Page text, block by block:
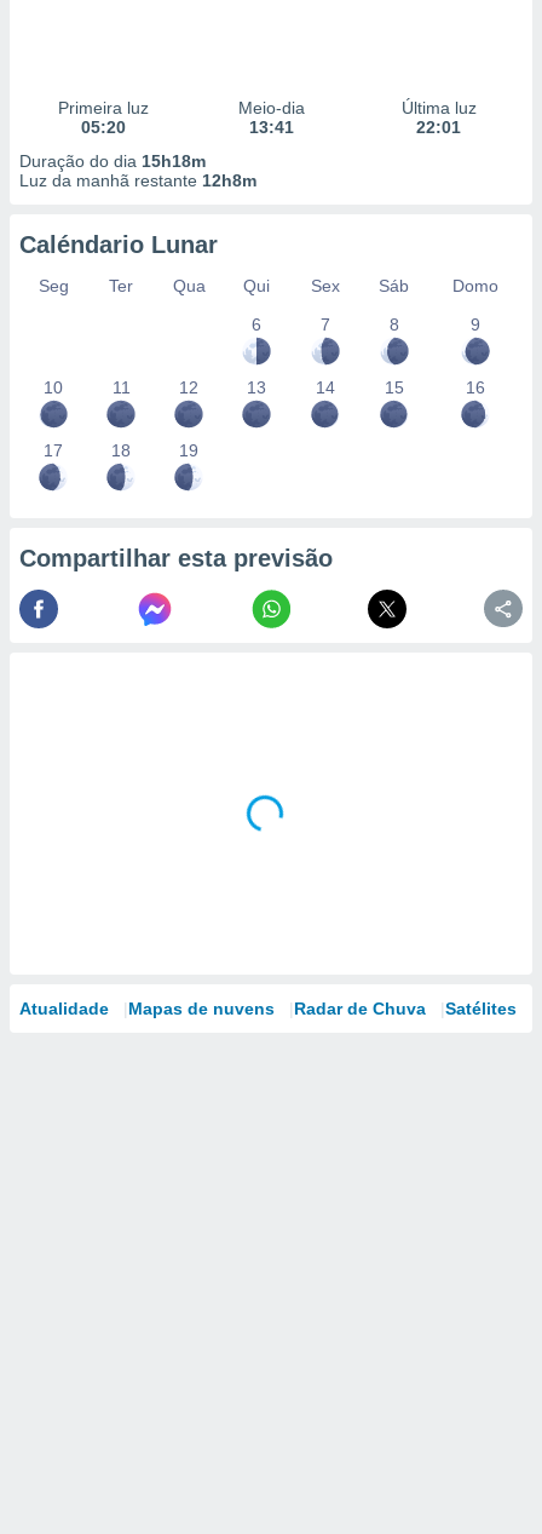
Primeira luz
05:20
Meio-dia
13:41
Última luz
22:01
Duração do dia 15h18m
Luz da manhã restante 12h8m
Caléndario Lunar
Seg Ter Qua Qui Sex Sáb
Domo
6
7 8 9
10 11 12 13 14 15 16
17 18 19
Compartilhar esta previsão
Atualidade Mapas de nuvens Radar de Chuva Satélites